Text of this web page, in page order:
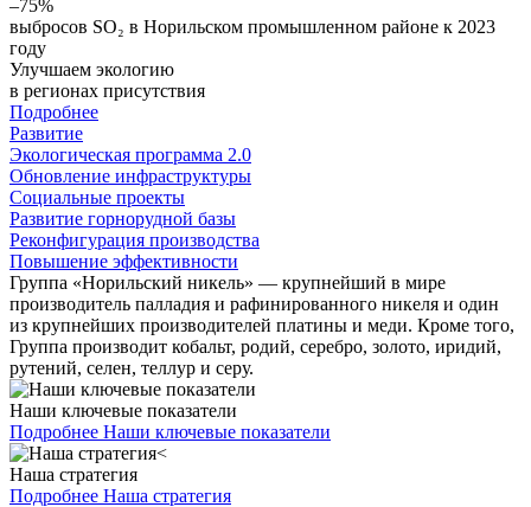
–75%
выбросов SO₂ в Норильском промышленном районе к 2023
году
Улучшаем экологию
в регионах присутствия
Подробнее
Развитие
Экологическая программа 2.0
Обновление инфраструктуры
Социальные проекты
Развитие горнорудной базы
Реконфигурация производства
Повышение эффективности
Группа «Норильский никель» — крупнейший в мире
производитель палладия и рафинированного никеля и один
из крупнейших производителей платины и меди. Кроме того,
Группа производит кобальт, родий, серебро, золото, иридий,
рутений, селен, теллур и серу.
Наши ключевые показатели
Подробнее Наши ключевые показатели
Наша стратегия
Подробнее Наша стратегия